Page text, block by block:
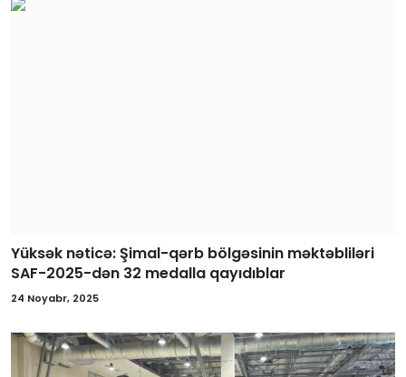
Yüksək nəticə: Şimal-qərb bölgəsinin məktəbliləri
SAF-2025-dən 32 medalla qayıdıblar
24 Noyabr, 2025